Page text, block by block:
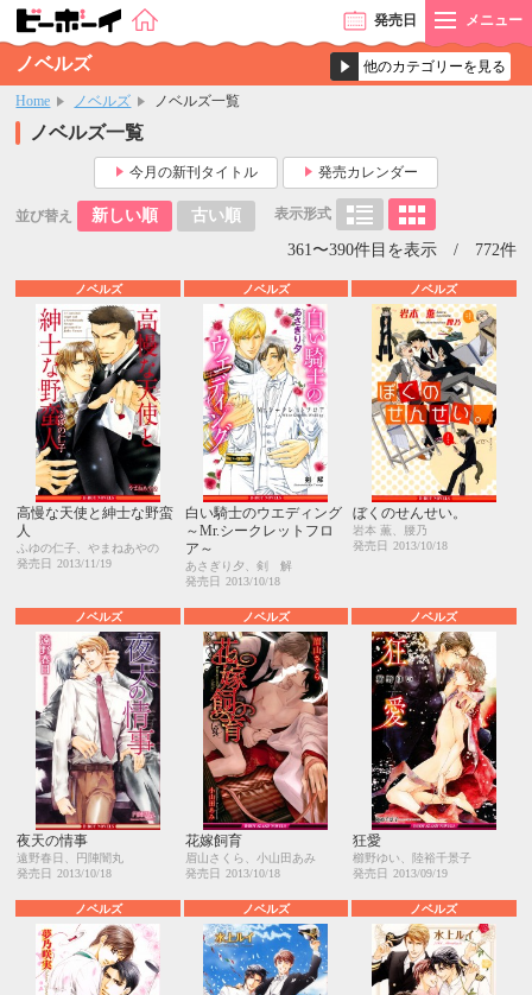
発売日 メニュー
ノベルズ
Home ノベルズ ノベルズ一覧
ノベルズ一覧
今月の新刊タイトル 発売カレンダー
並び替え 新しい順 古い順 表示形式
361〜390件目を表示 / 772件
ノベルズ
高慢な天使と紳士な野蛮
人
ふゆの仁子、やまねあやの
発売日
2013/11/19
ノベルズ
白い騎士のウエディング
～Mr.シークレットフロ
ア～
あさぎり夕、剣 解
発売日
2013/10/18
ノベルズ
ぼくのせんせい。
岩本 薫、腰乃
発売日
2013/10/18
ノベルズ
夜天の情事
遠野春日、円陣闇丸
発売日
2013/10/18
ノベルズ
花嫁飼育
眉山さくら、小山田あみ
発売日
2013/10/18
ノベルズ
狂愛
櫛野ゆい、陸裕千景子
発売日
2013/09/19
ノベルズ ノベルズ ノベルズ